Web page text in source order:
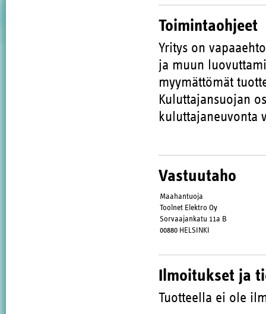
Toimintaohjeet
Yritys on
ja muun
myymättömät
Kuluttajansuojan
kuluttajaneuvonta
Vastuutaho
Maahantuoja
Toolnet Elektro Oy
Sorvaajankatu 11a B
00880 HELSINKI
Ilmoitukset ja
Tuotteella ei ole